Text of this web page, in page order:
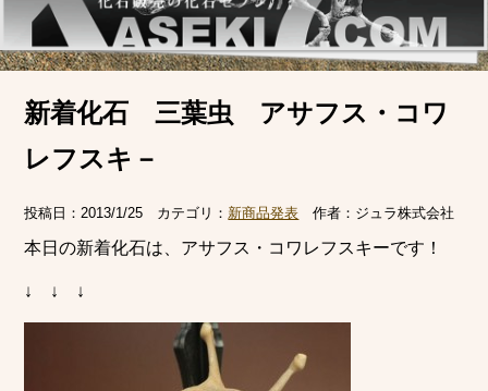
新着化石 三葉虫 アサフス・コワ
レフスキ－
投稿日：2013/1/25 カテゴリ： 新商品発表 作者： ジュラ株式会社
本日の新着化石は、アサフス・コワレフスキーです！
↓ ↓ ↓